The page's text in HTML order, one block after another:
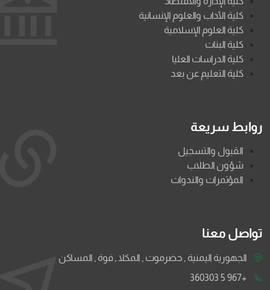
كلية الآداب والعلوم الإنسانية
كلية العلوم الإسلامية
كلية البنات
كلية الدراسات العليا
كلية التعليم عن بعد
روابط سريعة
القبول والتسجيل
شؤون الطلاب
المؤتمرات والندوات
تواصل معنا
الجهورية اليمنية , حضرموت , المكلا , فوة , المساكن
+967 5 360303